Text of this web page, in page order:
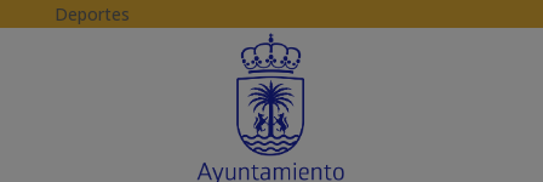
Skip to content
Deportes